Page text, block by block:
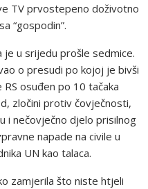
TV prvostepeno doživotno
“gospodin”.
je u srijedu prošle sedmice.
o presudi po kojoj je bivši
osuđen po 10 tačaka
zločini protiv čovječnosti,
i nečovječno djelo prisilnog
napade na civile u
UN kao talaca.
zamjerila što niste htjeli